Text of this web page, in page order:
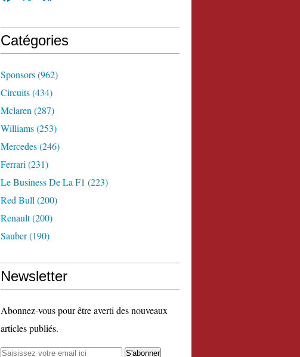
Catégories
Sponsors(962)
Circuits(434)
Mclaren (287)
Williams(253)
Mercedes(246)
Ferrari (231)
Le Business De La F1 (223)
Red Bull (200)
Renault(200)
Sauber(190)
Newsletter
Abonnez-vous pour être averti des nouveaux
articles publiés.